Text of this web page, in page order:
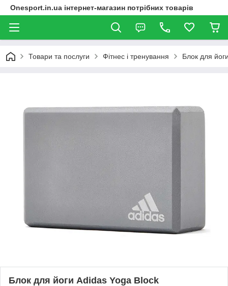
Onesport.in.ua інтернет-магазин потрібних товарів
Товари та послуги Фітнес і тренування Блок для
Блок для йоги Adidas Yoga Block